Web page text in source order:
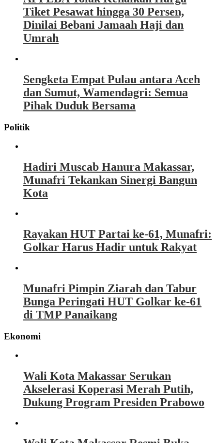
Tiket Pesawat hingga 30 Persen,
Dinilai Bebani Jamaah Haji dan
Umrah
Sengketa Empat Pulau antara Aceh
dan Sumut, Wamendagri: Semua
Pihak Duduk Bersama
Politik
Hadiri Muscab Hanura Makassar,
Munafri Tekankan Sinergi Bangun
Kota
Rayakan HUT Partai ke-61, Munafri:
Golkar Harus Hadir untuk Rakyat
Munafri Pimpin Ziarah dan Tabur
Bunga Peringati HUT Golkar ke-61
di TMP Panaikang
Ekonomi
Wali Kota Makassar Serukan
Akselerasi Koperasi Merah Putih,
Dukung Program Presiden Prabowo